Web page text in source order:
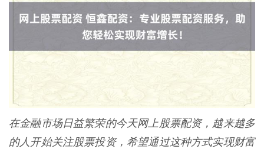
在金融市场日益繁荣的今天网上股票配资，越来越多
的人开始关注股票投资，希望通过这种方式实现财富